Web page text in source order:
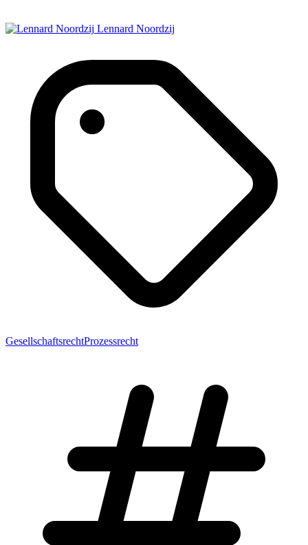
Lennard Noordzij
GesellschaftsrechtProzessrecht